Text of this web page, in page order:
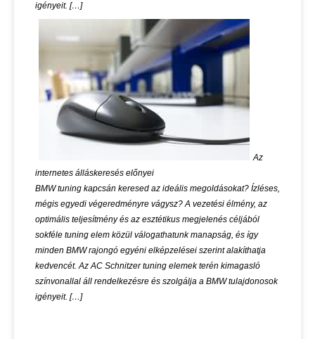
igényeit. […]
Az
internetes álláskeresés előnyei
BMW tuning kapcsán keresed az ideális megoldásokat? Ízléses,
mégis egyedi végeredményre vágysz? A vezetési élmény, az
optimális teljesítmény és az esztétikus megjelenés céljából
sokféle tuning elem közül válogathatunk manapság, és így
minden BMW rajongó egyéni elképzelései szerint alakíthatja
kedvencét. Az AC Schnitzer tuning elemek terén kimagasló
színvonallal áll rendelkezésre és szolgálja a BMW tulajdonosok
igényeit. […]